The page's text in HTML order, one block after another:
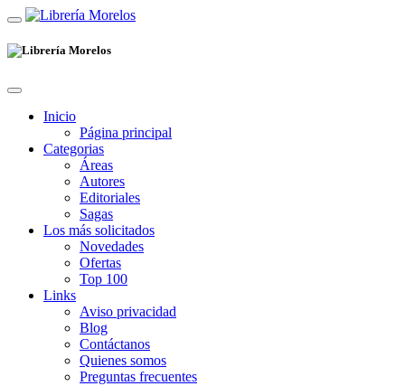
Inicio
Página principal
Categorias
Áreas
Autores
Editoriales
Sagas
Los más solicitados
Novedades
Ofertas
Top 100
Links
Aviso privacidad
Blog
Contáctanos
Quienes somos
Preguntas frecuentes